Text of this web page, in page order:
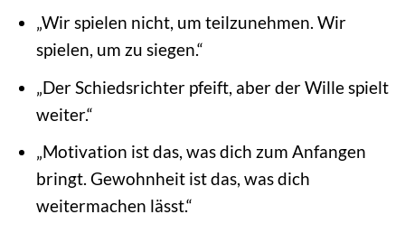
„Wir spielen nicht, um teilzunehmen. Wir
spielen, um zu siegen.“
„Der Schiedsrichter pfeift, aber der Wille spielt
weiter.“
„Motivation ist das, was dich zum Anfangen
bringt. Gewohnheit ist das, was dich
weitermachen lässt.“